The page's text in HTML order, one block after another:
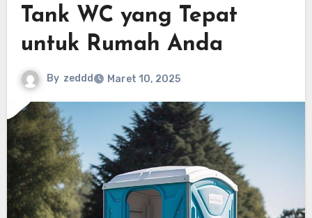
Tank WC yang Tepat
untuk Rumah Anda
By zeddd Maret 10, 2025